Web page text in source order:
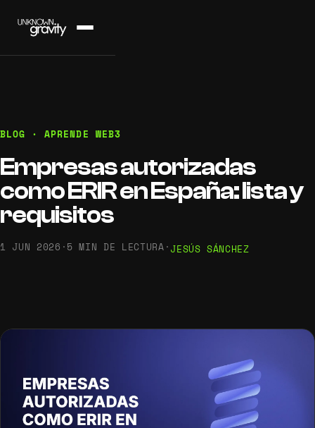
BLOG · APRENDE WEB3
Empresas autorizadas
como ERIR en España: lista y
requisitos
1 JUN 2026 · 5 MIN DE LECTURA · JESÚS SÁNCHEZ